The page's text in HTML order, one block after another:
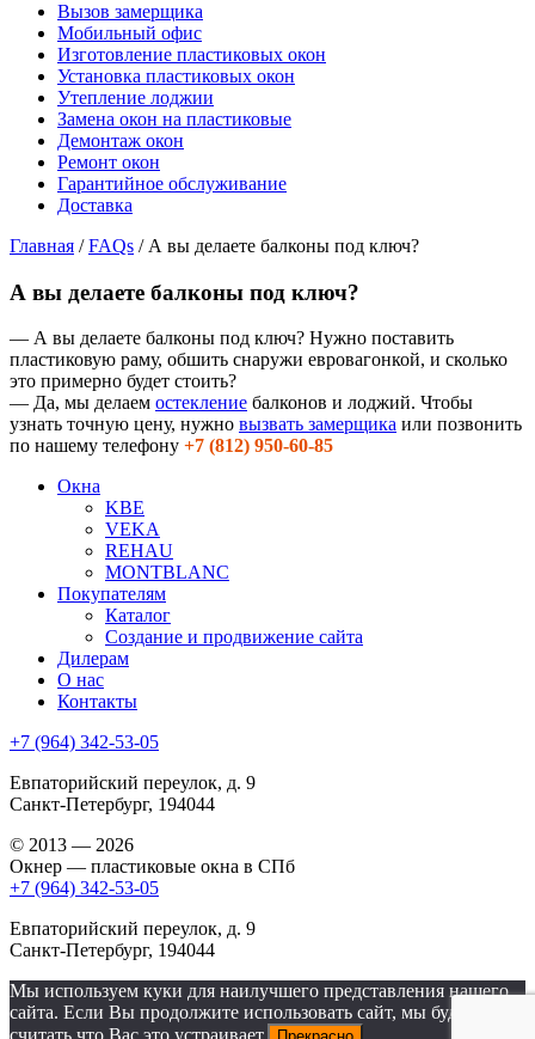
Вызов замерщика
Мобильный офис
Изготовление пластиковых окон
Установка пластиковых окон
Утепление лоджии
Замена окон на пластиковые
Демонтаж окон
Ремонт окон
Гарантийное обслуживание
Доставка
Главная /FAQs / А вы делаете балконы под ключ?
А вы делаете балконы под ключ?
— А вы делаете балконы под ключ? Нужно поставить
пластиковую раму, обшить снаружи евровагонкой, и сколько
это примерно будет стоить?
— Да, мы делаем остекление балконов и лоджий. Чтобы
узнать точную цену, нужно вызвать замерщика или позвонить
по нашему телефону +7 (812) 950-60-85
Окна
KBE
VEKA
REHAU
MONTBLANC
Покупателям
Каталог
Создание и продвижение сайта
Дилерам
О нас
Контакты
+7 (964) 342-53-05
Евпаторийский переулок, д. 9
Санкт-Петербург, 194044
© 2013 — 2026
Окнер — пластиковые окна в СПб
+7 (964) 342-53-05
Евпаторийский переулок, д. 9
Санкт-Петербург, 194044
Мы используем куки для наилучшего представления нашего
сайта. Если Вы продолжите использовать сайт, мы будем